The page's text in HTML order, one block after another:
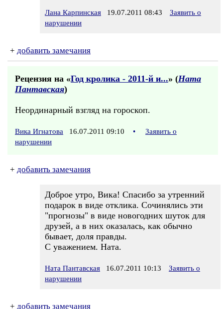
Лана Карпинская 19.07.2011 08:43
Заявить о
нарушении
+ добавить замечания
Рецензия на «Год кролика - 2011-й и...» (Ната
Пантавская)
Неординарный взгляд на гороскоп.
Вика Игнатова 16.07.2011 09:10 •
Заявить о
нарушении
+ добавить замечания
Доброе утро, Вика! Спасибо за утренний
подарок в виде отклика. Сочинялись эти
"прогнозы" в виде новогодних шуток для
друзей, а в них оказалась, как обычно
бывает, доля правды.
С уважением. Ната.
Ната Пантавская 16.07.2011 10:13
Заявить о
нарушении
+ добавить замечания